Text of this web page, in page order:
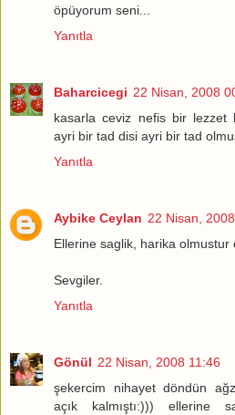
öpüyorum seni...
Yanıtla
Baharcicegi 22 Nisan, 2008
kasarla ceviz nefis bir lezzet
ayri bir tad disi ayri bir tad
Yanıtla
Aybike Ceylan 22 Nisan,
Ellerine saglik, harika olmustur
Sevgiler.
Yanıtla
Gönül 22 Nisan, 2008 11:46
şekercim nihayet döndün
açık kalmıştı:))) ellerine